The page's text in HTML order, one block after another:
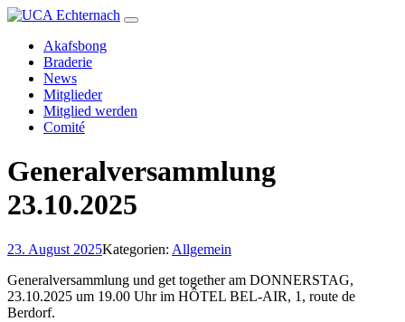
Akafsbong
Braderie
News
Mitglieder
Mitglied werden
Comité
Generalversammlung
23.10.2025
23. August 2025Kategorien: Allgemein
Generalversammlung und get togetheram DONNERSTAG,
23.10.2025 um 19.00 Uhrim HÔTEL BEL-AIR, 1, route de
Berdorf.